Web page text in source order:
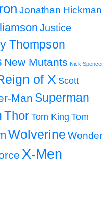
Jonathan Hickman
Justice
Thompson
New Mutants Nick Spencer
of X Scott
Man Superman
Thor Tom King Tom
Wolverine Wonder
X-Men